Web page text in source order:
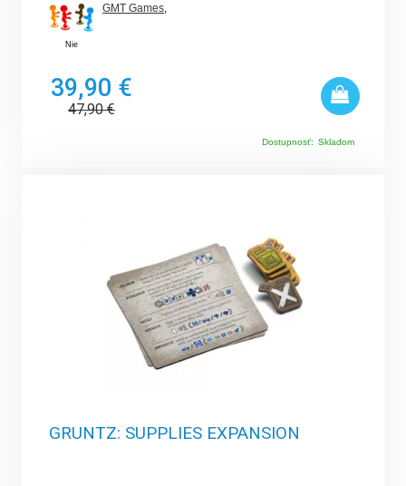
Nie
GMT Games,
39,90 €
47,90€
Dostupnosť: Skladom
GRUNTZ: SUPPLIES EXPANSION